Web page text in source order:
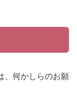
、何かしらのお願